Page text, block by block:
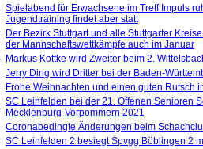
Spielabend für Erwachsene im Treff Impuls
Jugendtraining findet aber statt
Der Bezirk Stuttgart und alle Stuttgarter
der Mannschaftswettkämpfe auch im Januar
Markus Kottke wird Zweiter beim 2.
Jerry Ding wird Dritter bei der Baden-
Frohe Weihnachten und einen guten Rutsch
SC Leinfelden bei der 21. Offenen Senioren
Mecklenburg-Vorpommern 2021
Coronabedingte Änderungen beim
SC Leinfelden 2 besiegt Spvgg Böblingen 2